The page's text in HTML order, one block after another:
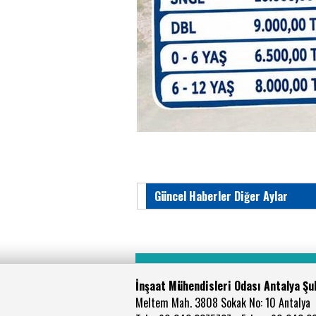
Güncel Haberler Diğer Aylar
İnşaat Mühendisleri Odası Antalya
Meltem Mah. 3808 Sokak No: 10 Antalya